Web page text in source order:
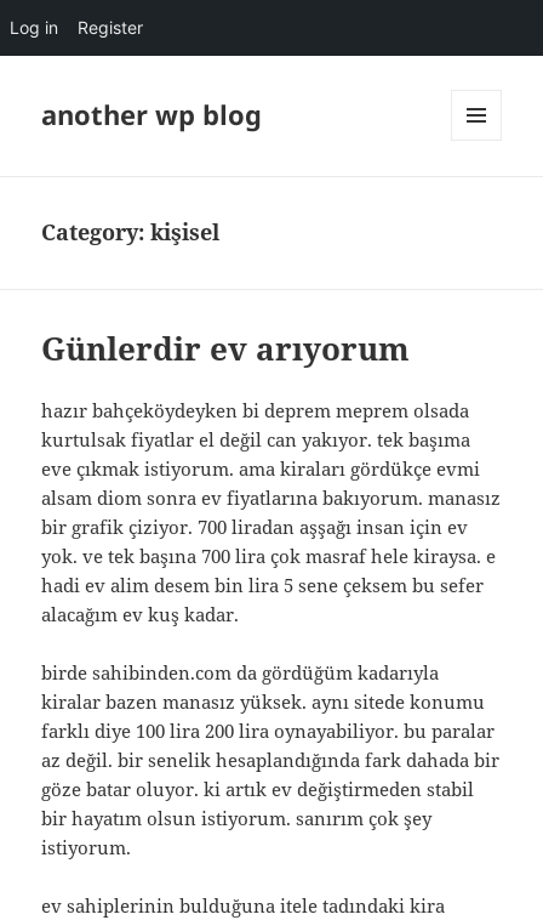
Log in Register
another wp blog
Category:kişisel
Günlerdir ev arıyorum
hazır bahçeköydeyken bi deprem meprem olsada
kurtulsak fiyatlar el değil can yakıyor. tek başıma
eve çıkmak istiyorum. ama kiraları gördükçe evmi
alsam diom sonra ev fiyatlarına bakıyorum. manasız
bir grafik çiziyor. 700 liradan aşşağı insan için ev
yok. ve tek başına 700 lira çok masraf hele kiraysa. e
hadi ev alim desem bin lira 5 sene çeksem bu sefer
alacağım ev kuş kadar.
birde sahibinden.com da gördüğüm kadarıyla
kiralar bazen manasız yüksek. aynı sitede konumu
farklı diye 100 lira 200 lira oynayabiliyor. bu paralar
az değil. bir senelik hesaplandığında fark dahada bir
göze batar oluyor. ki artık ev değiştirmeden stabil
bir hayatım olsun istiyorum. sanırım çok şey
istiyorum.
ev sahiplerinin bulduğuna itele tadındaki kira